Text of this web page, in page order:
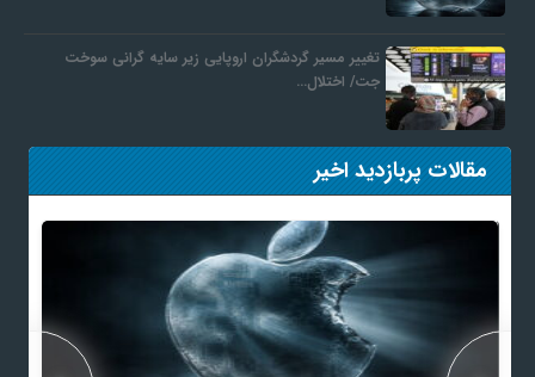
تغییر مسیر گردشگران اروپایی زیر سایه گرانی سوخت
جت/ اختلال…
مقالات پربازدید اخیر